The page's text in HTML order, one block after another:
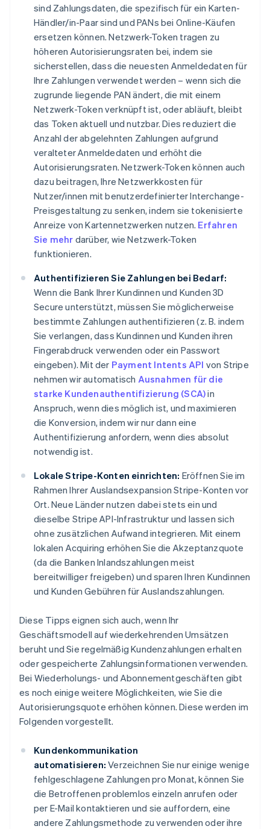
sind Zahlungsdaten, die spezifisch für ein Karten-
Händler/in-Paar sind und PANs bei Online-Käufen
ersetzen können. Netzwerk-Token tragen zu
höheren Autorisierungsraten bei, indem sie
sicherstellen, dass die neuesten Anmeldedaten für
Ihre Zahlungen verwendet werden – wenn sich die
zugrunde liegende PAN ändert, die mit einem
Netzwerk-Token verknüpft ist, oder abläuft, bleibt
das Token aktuell und nutzbar. Dies reduziert die
Anzahl der abgelehnten Zahlungen aufgrund
veralteter Anmeldedaten und erhöht die
Autorisierungsraten. Netzwerk-Token können auch
dazu beitragen, Ihre Netzwerkkosten für
Nutzer/innen mit benutzerdefinierter Interchange-
Preisgestaltung zu senken, indem sie tokenisierte
Anreize von Kartennetzwerken nutzen. Erfahren
Sie mehr darüber, wie Netzwerk-Token
funktionieren.
Authentifizieren Sie Zahlungen bei Bedarf:
Wenn die Bank Ihrer Kundinnen und Kunden 3D
Secure unterstützt, müssen Sie möglicherweise
bestimmte Zahlungen authentifizieren (z. B. indem
Sie verlangen, dass Kundinnen und Kunden ihren
Fingerabdruck verwenden oder ein Passwort
eingeben). Mit der Payment Intents API von Stripe
nehmen wir automatisch Ausnahmen für die
starke Kundenauthentifizierung (SCA)in
Anspruch, wenn dies möglich ist, und maximieren
die Konversion, indem wir nur dann eine
Authentifizierung anfordern, wenn dies absolut
notwendig ist.
Lokale Stripe-Konten einrichten: Eröffnen Sie im
Rahmen Ihrer Auslandsexpansion Stripe-Konten vor
Ort. Neue Länder nutzen dabei stets ein und
dieselbe Stripe API-Infrastruktur und lassen sich
ohne zusätzlichen Aufwand integrieren. Mit einem
lokalen Acquiring erhöhen Sie die Akzeptanzquote
(da die Banken Inlandszahlungen meist
bereitwilliger freigeben) und sparen Ihren Kundinnen
und Kunden Gebühren für Auslandszahlungen.
Diese Tipps eignen sich auch, wenn Ihr
Geschäftsmodell auf wiederkehrenden Umsätzen
beruht und Sie regelmäßig Kundenzahlungen erhalten
oder gespeicherte Zahlungsinformationen verwenden.
Bei Wiederholungs- und Abonnementgeschäften gibt
es noch einige weitere Möglichkeiten, wie Sie die
Autorisierungsquote erhöhen können. Diese werden im
Folgenden vorgestellt.
Kundenkommunikation
automatisieren: Verzeichnen Sie nur einige wenige
fehlgeschlagene Zahlungen pro Monat, können Sie
die Betroffenen problemlos einzeln anrufen oder
per E-Mail kontaktieren und sie auffordern, eine
andere Zahlungsmethode zu verwenden oder ihre